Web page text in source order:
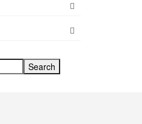
Search